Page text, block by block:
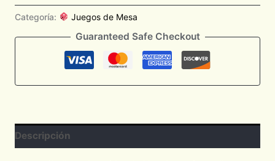
Categoría: Juegos de Mesa
Guaranteed Safe Checkout
Descripción